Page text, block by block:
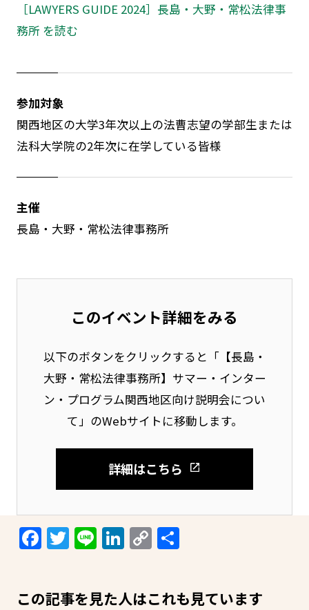
［LAWYERS GUIDE 2024］長島・大野・常松法律事
務所 を読む
参加対象
関西地区の大学3年次以上の法曹志望の学部生または
法科大学院の2年次に在学している皆様
主催
長島・大野・常松法律事務所
このイベント詳細をみる
以下のボタンをクリックすると「【長島・
大野・常松法律事務所】サマー・インター
ン・プログラム関西地区向け説明会につい
て」のWebサイトに移動します。
詳細はこちら
Facebook
Twitter
LineLinkedIn
Copy
Link
共
この記事を見た人はこれも見ています